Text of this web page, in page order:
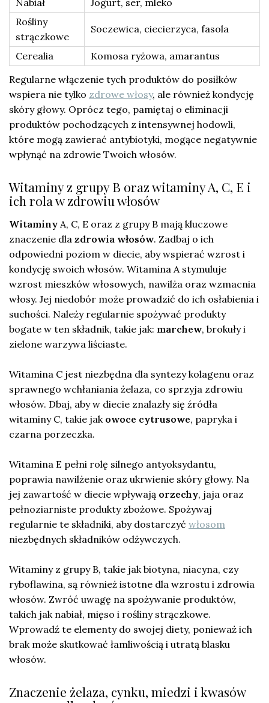
Rośliny
strączkowe
Soczewica, ciecierzyca, fasola
Cerealia
Komosa ryżowa, amarantus
Regularne włączenie tych produktów do posiłków
wspiera nie tylko zdrowe włosy, ale również kondycję
skóry głowy. Oprócz tego, pamiętaj o eliminacji
produktów pochodzących z intensywnej hodowli,
które mogą zawierać antybiotyki, mogące negatywnie
wpłynąć na zdrowie Twoich włosów.
Witaminy z grupy B oraz witaminy A, C, E i
ich rola w zdrowiu włosów
Witaminy A, C, E oraz z grupy B mają kluczowe
znaczenie dla zdrowia włosów. Zadbaj o ich
odpowiedni poziom w diecie, aby wspierać wzrost i
kondycję swoich włosów. Witamina A stymuluje
wzrost mieszków włosowych, nawilża oraz wzmacnia
włosy. Jej niedobór może prowadzić do ich osłabienia i
suchości. Należy regularnie spożywać produkty
bogate w ten składnik, takie jak: marchew, brokuły i
zielone warzywa liściaste.
Witamina C jest niezbędna dla syntezy kolagenu oraz
sprawnego wchłaniania żelaza, co sprzyja zdrowiu
włosów. Dbaj, aby w diecie znalazły się źródła
witaminy C, takie jak owoce cytrusowe, papryka i
czarna porzeczka.
Witamina E pełni rolę silnego antyoksydantu,
poprawia nawilżenie oraz ukrwienie skóry głowy. Na
jej zawartość w diecie wpływają orzechy, jaja oraz
pełnoziarniste produkty zbożowe. Spożywaj
regularnie te składniki, aby dostarczyć włosom
niezbędnych składników odżywczych.
Witaminy z grupy B, takie jak biotyna, niacyna, czy
ryboflawina, są również istotne dla wzrostu i zdrowia
włosów. Zwróć uwagę na spożywanie produktów,
takich jak nabiał, mięso i rośliny strączkowe.
Wprowadź te elementy do swojej diety, ponieważ ich
brak może skutkować łamliwością i utratą blasku
włosów.
Znaczenie żelaza, cynku, miedzi i kwasów